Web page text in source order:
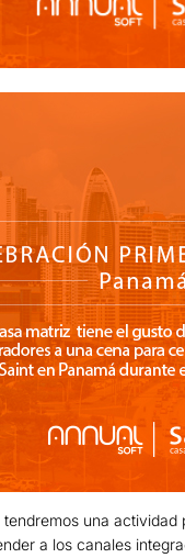
tendremos una
a los canales